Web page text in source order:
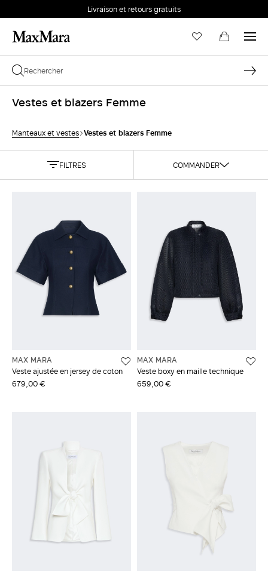
Livraison et retours gratuits
Vestes et blazers Femme
Manteaux et vestes Vestes et blazers Femme
FILTRES COMMANDER
MAX MARA
Veste ajustée en jersey de coton
679,00 €
MAX MARA
Veste boxy en maille technique
659,00 €